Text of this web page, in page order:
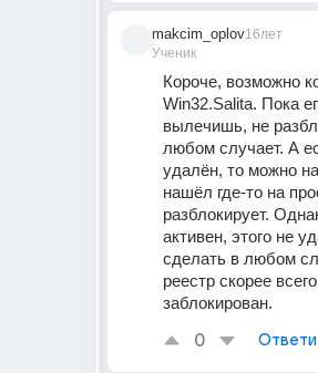
makcim_oplov
Ученик
16лет
Короче, возможно
Win32.Salita. Пока
вылечишь, не
любом случает. А
удалён, то можно
нашёл где-то на
разблокирует.
активен, этого не
сделать в любом
реестр скорее
заблокирован.
0